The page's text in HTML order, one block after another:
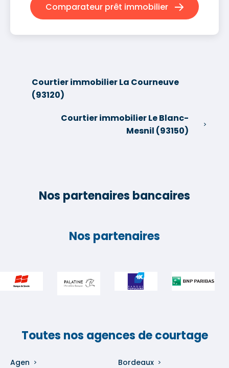
Comparateur prêt immobilier
Courtier immobilier La Courneuve
(93120)
Courtier immobilier Le Blanc-
Mesnil (93150)
Nos partenaires bancaires
Nos partenaires
Toutes nos agences de courtage
Agen Bordeaux